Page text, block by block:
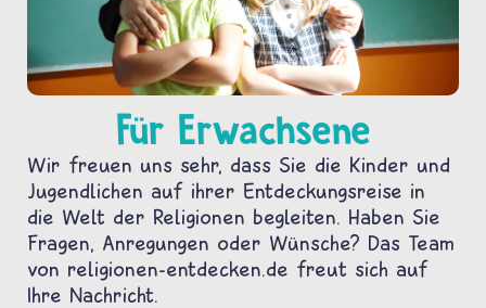
Für Erwachsene
Wir freuen uns sehr, dass Sie die Kinder und
Jugendlichen auf ihrer Entdeckungsreise in
die Welt der Religionen begleiten. Haben Sie
Fragen, Anregungen oder Wünsche? Das Team
von religionen-entdecken.de freut sich auf
Ihre Nachricht.